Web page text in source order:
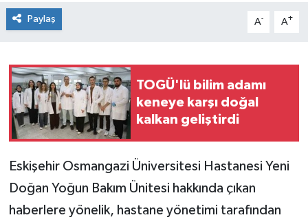
Paylaş A- A+
TOGÜ'lü bilim adamı
keneye karşı doğal
kalkan geliştirdi
Eskişehir Osmangazi Üniversitesi Hastanesi Yeni
Doğan Yoğun Bakım Ünitesi hakkında çıkan
haberlere yönelik, hastane yönetimi tarafından
Tokat Haberleri
Yaşam